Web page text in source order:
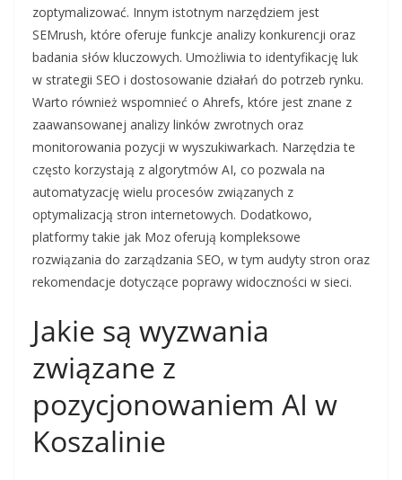
zoptymalizować. Innym istotnym narzędziem jest
SEMrush, które oferuje funkcje analizy konkurencji oraz
badania słów kluczowych. Umożliwia to identyfikację luk
w strategii SEO i dostosowanie działań do potrzeb rynku.
Warto również wspomnieć o Ahrefs, które jest znane z
zaawansowanej analizy linków zwrotnych oraz
monitorowania pozycji w wyszukiwarkach. Narzędzia te
często korzystają z algorytmów AI, co pozwala na
automatyzację wielu procesów związanych z
optymalizacją stron internetowych. Dodatkowo,
platformy takie jak Moz oferują kompleksowe
rozwiązania do zarządzania SEO, w tym audyty stron oraz
rekomendacje dotyczące poprawy widoczności w sieci.
Jakie są wyzwania
związane z
pozycjonowaniem AI w
Koszalinie